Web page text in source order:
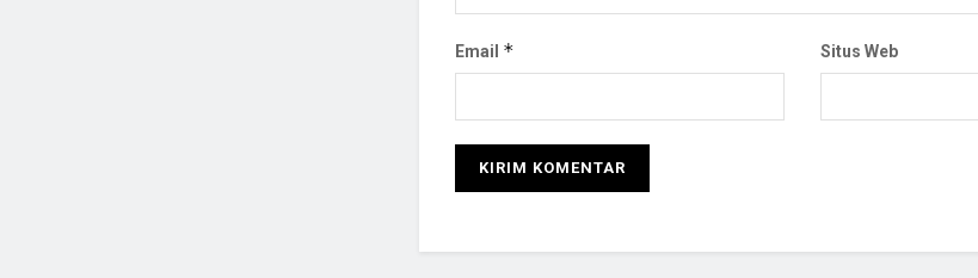
Email * Situs Web